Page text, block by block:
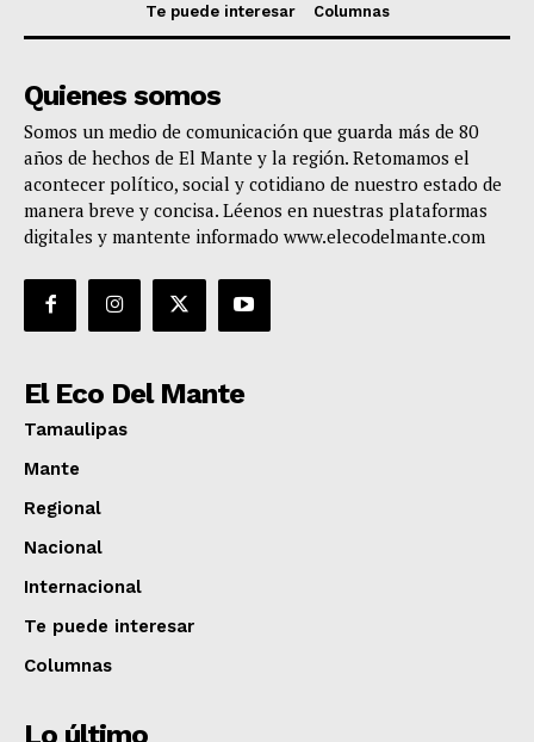
Te puede interesar
Columnas
Quienes somos
Somos un medio de comunicación que guarda más de 80
años de hechos de El Mante y la región. Retomamos el
acontecer político, social y cotidiano de nuestro estado de
manera breve y concisa. Léenos en nuestras plataformas
digitales y mantente informado www.elecodelmante.com
El Eco Del Mante
Tamaulipas
Mante
Regional
Nacional
Internacional
Te puede interesar
Columnas
Lo último